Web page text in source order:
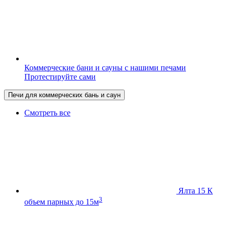
Коммерческие бани и сауны с нашими печами
Протестируйте сами
Печи для коммерческих бань и саун
Смотреть все
Ялта 15 К
объем парных до 15м3